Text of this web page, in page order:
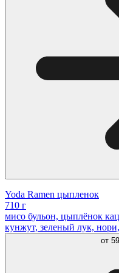
Yoda Ramen цыпленок
710 г
мисо бульон, цыплёнок
кунжут, зеленый лук,
от